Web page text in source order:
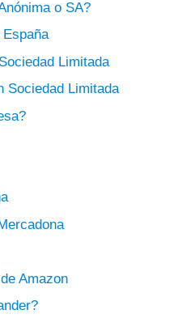
o SA?
Limitada
Sociedad Limitada
Amazon